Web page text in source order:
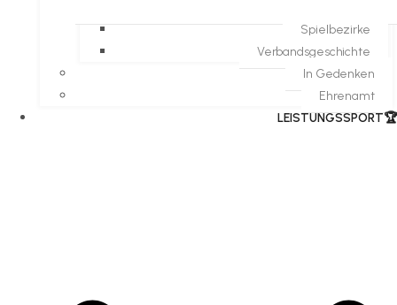
Spielbezirke
Verbandsgeschichte
In Gedenken
Ehrenamt
​LEISTUNGSSPORT🏆